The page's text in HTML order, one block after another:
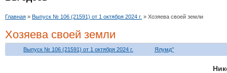
Главная » Выпуск № 106 (21591) от 1 октября 2024 г. » Хозяева своей земли
Хозяева своей земли
Выпуск № 106 (21591) от 1 октября 2024 г. Ялумд’’